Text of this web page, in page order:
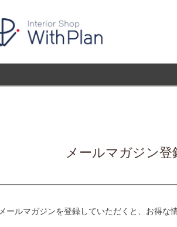
メールマガジン登
メールマガジンを登録していただくと、お得な